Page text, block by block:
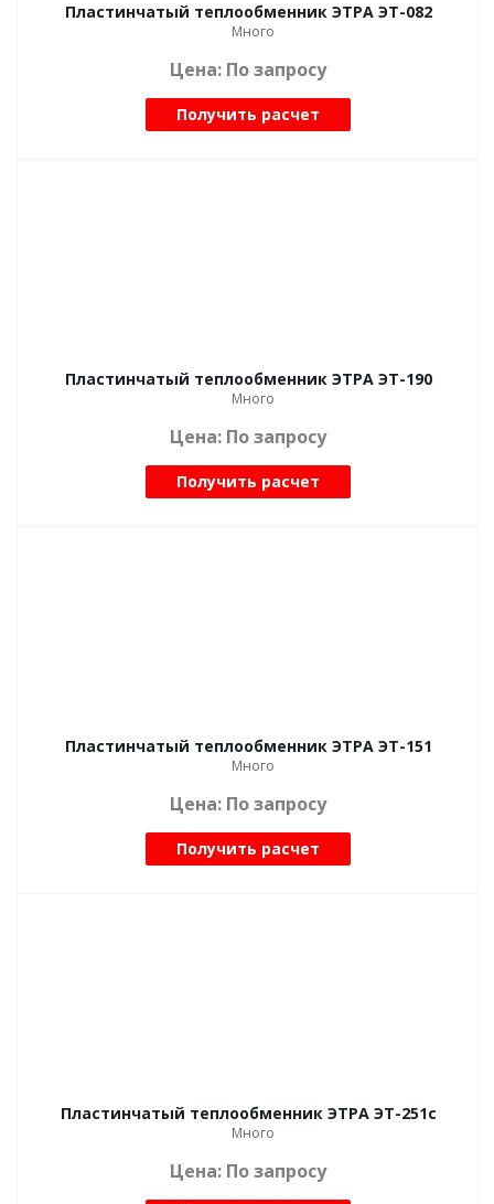
Пластинчатый теплообменник ЭТРА ЭТ-082
Много
Цена: По запросу
Получить расчет
Пластинчатый теплообменник ЭТРА ЭТ-190
Много
Цена: По запросу
Получить расчет
Пластинчатый теплообменник ЭТРА ЭТ-151
Много
Цена: По запросу
Получить расчет
Пластинчатый теплообменник ЭТРА ЭТ-251с
Много
Цена: По запросу